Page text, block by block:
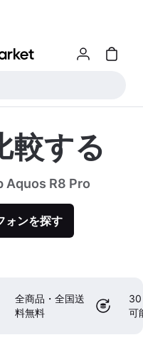
較する
Aquos R8 Pro
ォンを探す
全商品・全国送
料無料
30
可